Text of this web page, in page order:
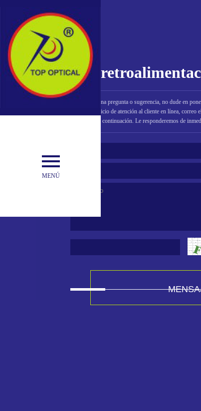
MENÚ
Si tiene alguna pregunta o sugerencia, no dude en
nuestro servicio de atención al cliente en línea,
formulario a continuación. Le responderemos de